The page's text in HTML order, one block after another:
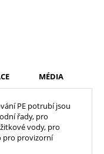
MÉDIA
PE potrubí jsou
řady, pro
vody, pro
pro provizorní